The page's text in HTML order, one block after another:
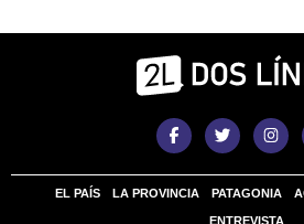
EL PAÍS LA PROVINCIA PATAGONIA
ENTREVISTA